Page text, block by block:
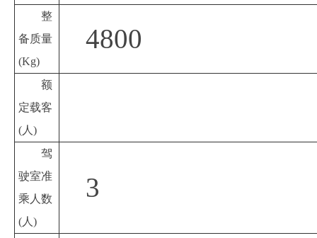
整
备质量
(Kg)
4800
额
定载客
(人)
驾
驶室准
乘人数
(人)
3